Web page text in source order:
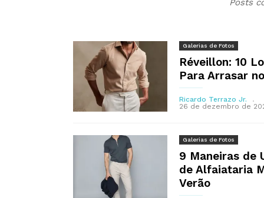
Posts
Galerias de Fotos
Réveillon: 10
Para Arrasar
Ricardo Terrazo Jr.
26 de dezembro de
Galerias de Fotos
9 Maneiras de
de Alfaiataria
Verão